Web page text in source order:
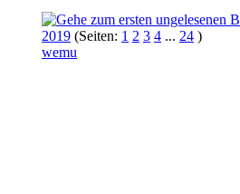
2019 (Seiten: 1 2 3 4 ... 24 )
wemu